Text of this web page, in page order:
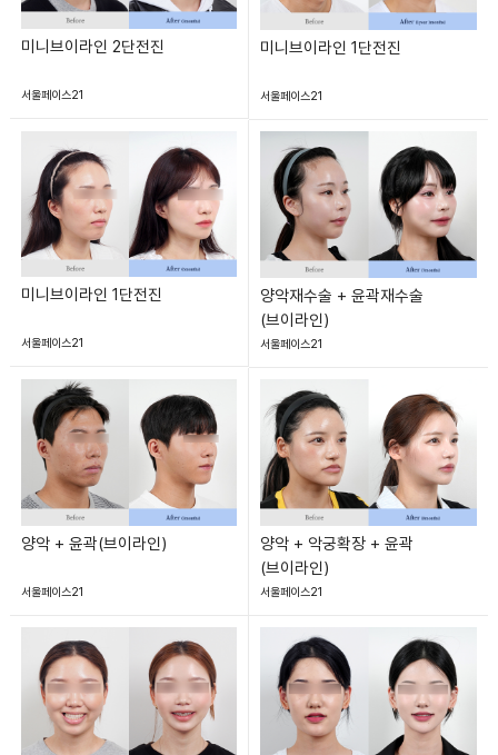
미니브이라인 2단전진
서울페이스21
미니브이라인 1단전진
서울페이스21
미니브이라인 1단전진
서울페이스21
양악재수술 + 윤곽재수술
(브이라인)
서울페이스21
양악 + 윤곽(브이라인)
서울페이스21
양악 + 악궁확장 + 윤곽
(브이라인)
서울페이스21